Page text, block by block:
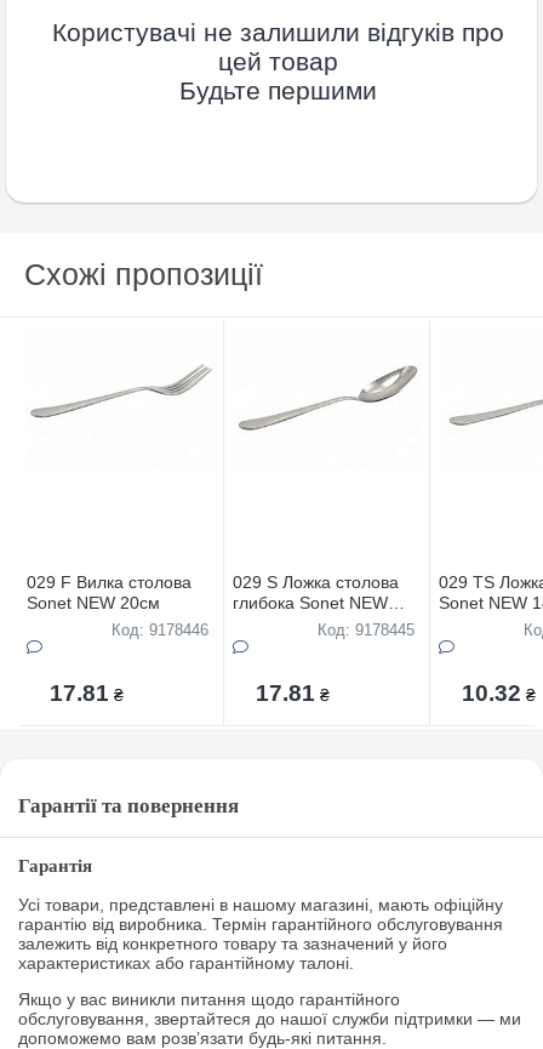
Користувачі не залишили відгуків про
цей товар
Будьте першими
Схожі пропозиції
029 F Вилка столова
Sonet NEW 20см
Код: 9178446
17.81 ₴
029 S Ложка столова
глибока Sonet NEW
Код: 9178445
17.81 ₴
029 TS
Sonet NEW
10.32 ₴
Гарантії та повернення
Гарантія
Усі товари, представлені в нашому магазині, мають офіційну
гарантію від виробника. Термін гарантійного обслуговування
залежить від конкретного товару та зазначений у його
характеристиках або гарантійному талоні.
Якщо у вас виникли питання щодо гарантійного
обслуговування, звертайтеся до нашої служби підтримки — ми
допоможемо вам розв’язати будь-які питання.